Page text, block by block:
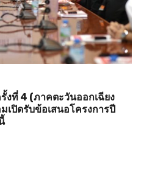
งที่ 4 (ภาคตะวันออกเฉียง
เปิดรับข้อเสนอโครงการปี